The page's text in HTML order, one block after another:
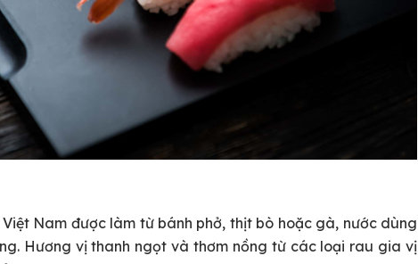
Nam được làm từ bánh phở, thịt bò hoặc gà, nước dùng
Hương vị thanh ngọt và thơm nồng từ các loại rau gia vị